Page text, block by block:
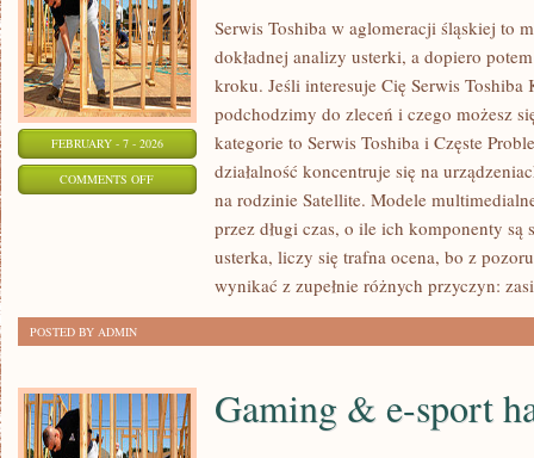
FEBRUARY - 7 - 2026
COMMENTS OFFON
OPROGRAMOWANIE
Serwis Toshiba w aglomeracji śląskiej to
dokładnej analizy usterki, a dopiero
kroku. Jeśli interesuje Cię Serwis
podchodzimy do zleceń i czego możesz
kategorie to Serwis Toshiba i Częste
działalność koncentruje się na
na rodzinie Satellite. Modele
przez długi czas, o ile ich komponenty
usterka, liczy się trafna ocena, bo z
wynikać z zupełnie różnych przyczyn:
POSTED BY ADMIN
Gaming & e-sport